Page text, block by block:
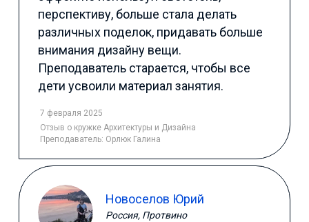
перспективу, больше стала делать
различных поделок, придавать больше
внимания дизайну вещи.
Преподаватель старается, чтобы все
дети усвоили материал занятия.
7 февраля 2025
Отзыв о кружке Архитектуры и Дизайна
Преподаватель: Орлюк Галина
Новоселов Юрий
Россия, Протвино